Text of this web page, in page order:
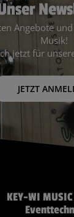
Angebote
Musik!
jetzt für
JETZT
KEY-WI